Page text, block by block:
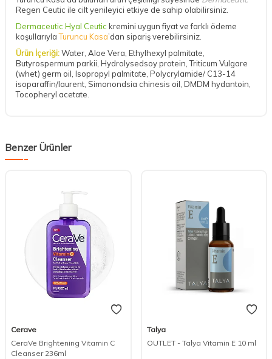
Regen Ceutic ile cilt yenileyici etkiye de sahip olabilirsiniz.
Dermaceutic Hyal Ceutic kremini uygun fiyat ve farklı ödeme
koşullarıylaTuruncu Kasa’dan sipariş verebilirsiniz.
Ürün İçeriği:Water, Aloe Vera, Ethylhexyl palmitate,
Butyrospermum parkii, Hydrolysedsoy protein, Triticum Vulgare
(whet) germ oil, Isopropyl palmitate, Polycrylamide/ C13-14
isoparaffin/laurent, Simonondsia chinesis oil, DMDM hydantoin,
Tocopheryl acetate.
Benzer Ürünler
Cerave
CeraVe Brightening Vitamin C
Cleanser 236ml
Talya
OUTLET - Talya Vitamin E 10 ml